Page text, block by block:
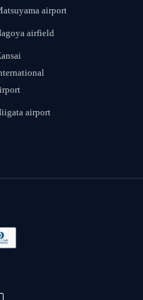
airport
airfield
airport